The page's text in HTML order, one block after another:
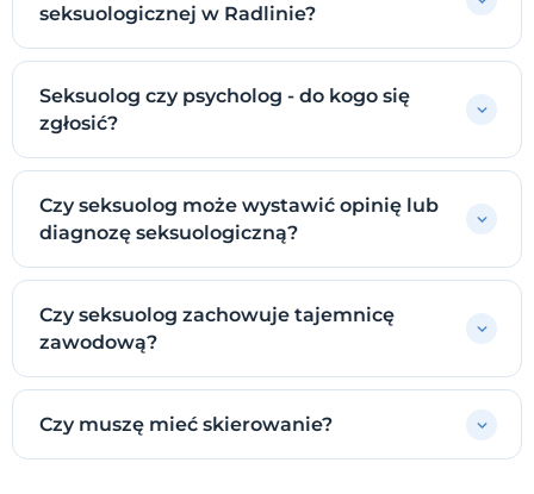
seksuologicznej w Radlinie?
Seksuolog czy psycholog - do kogo się
zgłosić?
Czy seksuolog może wystawić opinię lub
diagnozę seksuologiczną?
Czy seksuolog zachowuje tajemnicę
zawodową?
Czy muszę mieć skierowanie?